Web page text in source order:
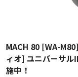
MACH 80 [WA-
ィオ] ユニバーサ
施中！